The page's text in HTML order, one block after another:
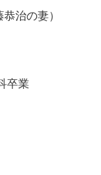
の妻）
卒業